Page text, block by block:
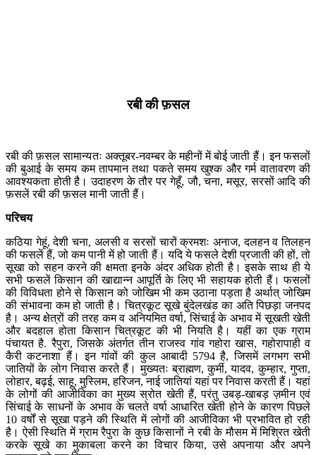
रबी की फ़सल
रबी की फ़सल सामान्यतः अक्तूबर-नवम्बर के महीनों में बोई जाती हैं। इन फसलों
की बुआई के समय कम तापमान तथा पकते समय खुश्क और गर्म वातावरण की
आवश्यकता होती है। उदाहरण के तौर पर गेहूँ, जौ, चना, मसूर, सरसों आदि की
फ़सलें रबी की फ़सल मानी जाती हैं।
परिचय
कठिया गेहूं, देशी चना, अलसी व सरसों चारों क्रमशः अनाज, दलहन व तिलहन
की फसलें हैं, जो कम पानी में हो जाती हैं। यदि ये फसले देशी प्रजाती की हों, तो
सूखा को सहन करने की क्षमता इनके अंदर अधिक होती है। इसके साथ ही ये
सभी फसलें किसान की खाद्यान्न आपूर्ति के लिए भी सहायक होती हैं। फसलों
की विविधता होने से किसान को जोखिम भी कम उठाना पड़ता है अर्थात् जोखिम
की संभावना कम हो जाती है। चित्रकूट सूखे बुंदेलखंड का अति पिछड़ा जनपद
है। अन्य क्षेत्रों की तरह कम व अनियमित वर्षा, सिंचाई के अभाव में सूखती खेती
और बदहाल होता किसान चित्रकूट की भी नियति है। यहीं का एक ग्राम
पंचायत है. रैपुरा, जिसके अंतर्गत तीन राजस्व गांव गहोरा खास, गहोरापाही व
कैरी कटनाशा हैं। इन गांवों की कुल आबादी 5794 है, जिसमें लगभग सभी
जातियों के लोग निवास करते हैं। मुख्यतः ब्राह्मण, कुर्मी, यादव, कुम्हार, गुप्ता,
लोहार, बढ़ई, साहू, मुस्लिम, हरिजन, नाई जातियां यहां पर निवास करती हैं। यहां
के लोगों की आजीविका का मुख्य स्रोत खेती हैं, परंतु उबड़-खाबड़ ज़मीन एवं
सिंचाई के साधनों के अभाव के चलते वर्षा आधारित खेती होने के कारण पिछले
10 वर्षों से सूखा पड़ने की स्थिति में लोगों की आजीविका भी प्रभावित हो रही
है। ऐसी स्थिति में ग्राम रैपुरा के कुछ किसानों ने रबी के मौसम में मिश्रित खेती
करके सूखे का मुकाबला करने का विचार किया, उसे अपनाया और अपने